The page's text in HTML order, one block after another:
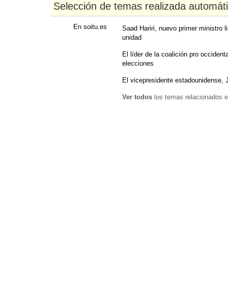
Selección de temas realizada
En soitu.es
Saad Hariri, nuevo primer ministro
unidad
El líder de la coalición pro
elecciones
El vicepresidente estadounidense,
Ver todos los temas relacionados